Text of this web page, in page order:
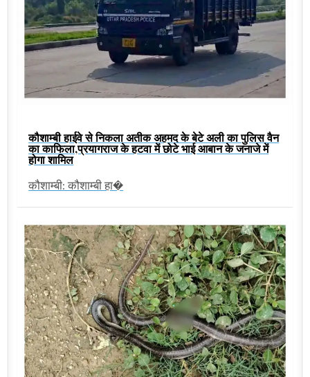
कौशाम्बी हाईवे से निकला अतीक अहमद के बेटे अली का पुलिस वैन
का काफिला,प्रयागराज के हटवा में छोटे भाई आबान के जनाजे में
होगा शामिल
कौशाम्बी: कौशाम्बी हा�